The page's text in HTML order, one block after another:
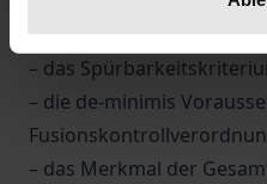
– das Konzernprivileg in
– das
– die de-minimis
– das Merkmal der